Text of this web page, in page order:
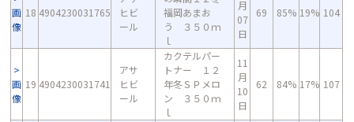
画
像
18 4904230031765
ヒビ
ール
福岡あまお
う ３５０ｍ
ｌ
月
07
日
69 85% 19% 104
画
像
19 4904230031741
アサ
ヒビ
ール
カクテルパー
トナー １２
年冬ＳＰメロ
ン ３５０ｍ
ｌ
11
月
10
日
62 84% 17% 107